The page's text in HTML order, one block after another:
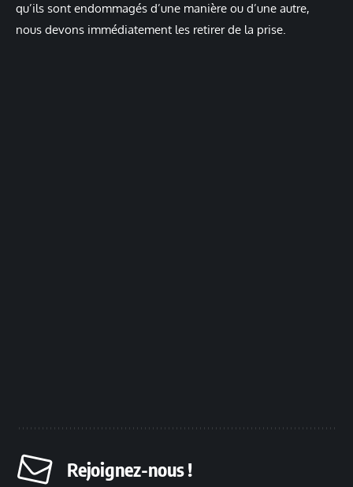
qu’ils sont endommagés d’une manière ou d’une autre,
nous devons immédiatement les retirer de la prise.
Rejoignez-nous !